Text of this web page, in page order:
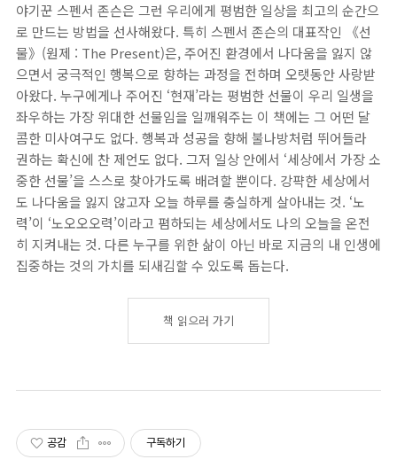
야기꾼 스펜서 존슨은 그런 우리에게 평범한 일상을 최고의 순간으
로 만드는 방법을 선사해왔다. 특히 스펜서 존슨의 대표작인 《선
물》(원제 : The Present)은, 주어진 환경에서 나다움을 잃지 않
으면서 궁극적인 행복으로 향하는 과정을 전하며 오랫동안 사랑받
아왔다. 누구에게나 주어진 ‘현재’라는 평범한 선물이 우리 일생을
좌우하는 가장 위대한 선물임을 일깨워주는 이 책에는 그 어떤 달
콤한 미사여구도 없다. 행복과 성공을 향해 불나방처럼 뛰어들라
권하는 확신에 찬 제언도 없다. 그저 일상 안에서 ‘세상에서 가장 소
중한 선물’을 스스로 찾아가도록 배려할 뿐이다. 강퍅한 세상에서
도 나다움을 잃지 않고자 오늘 하루를 충실하게 살아내는 것. ‘노
력’이 ‘노오오오력’이라고 폄하되는 세상에서도 나의 오늘을 온전
히 지켜내는 것. 다른 누구를 위한 삶이 아닌 바로 지금의 내 인생에
집중하는 것의 가치를 되새김할 수 있도록 돕는다.
책 읽으러 가기
공감 구독하기